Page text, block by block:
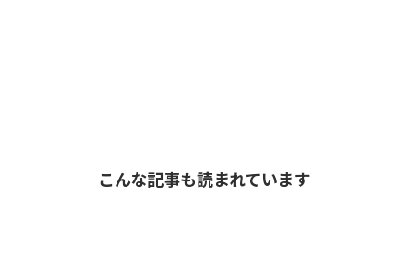
こんな記事も読まれています